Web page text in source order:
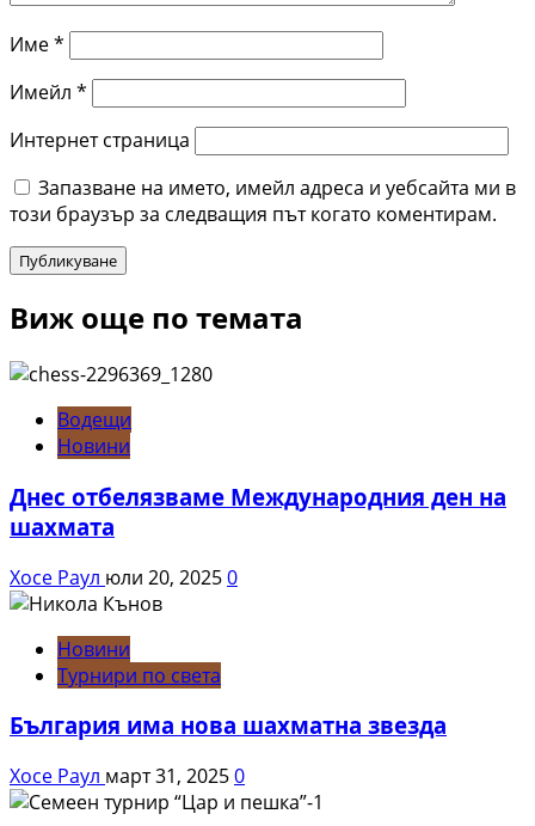
Име*
Имейл *
Интернет страница
Запазване на името, имейл адреса и уебсайта ми в
този браузър за следващия път когато коментирам.
Виж още по темата
Водещи
Новини
Днес отбелязваме Международния ден на
шахмата
Хосе Раул юли 20, 20250
Новини
Турнири по света
България има нова шахматна звезда
Хосе Раул март 31, 20250